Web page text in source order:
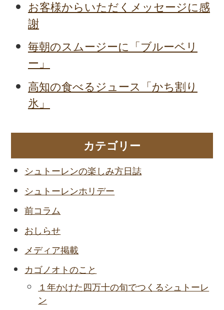
お客様からいただくメッセージに感
謝
毎朝のスムージーに「ブルーベリ
ー」
高知の食べるジュース「かち割り
氷」
カテゴリー
シュトーレンの楽しみ方日誌
シュトーレンホリデー
前コラム
おしらせ
メディア掲載
カゴノオトのこと
１年かけた四万十の旬でつくるシュトーレ
ン